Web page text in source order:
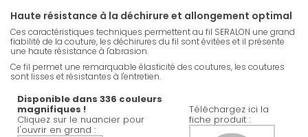
Haute résistance à la déchirure et allongement optimal
Ces caractéristiques techniques permettent au fil SERALON une grand
fiabilité de la couture, les déchirures du fil sont évitées et il présente
une haute résistance à l'abrasion.
Ce fil permet une remarquable élasticité des coutures, les coutures
sont lisses et résistantes à l'entretien.
Disponible dans 336 couleurs
magnifiques !
Cliquez sur le nuancier pour
l'ouvrir en grand :
Téléchargez ici la
fiche produit :